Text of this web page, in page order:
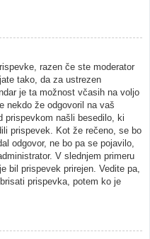
razen če ste moderator
tako, da za ustrezen
je ta možnost včasih na voljo
nekdo že odgovoril na vaš
prispevkom našli besedilo, ki
prispevek. Kot že rečeno, se bo
odgovor, ne bo pa se pojavilo,
V slednjem primeru
bil prispevek prirejen. Vedite pa,
prispevka, potem ko je